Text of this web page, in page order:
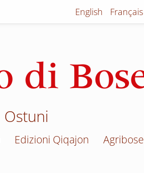
English Français
Ostuni
Edizioni Qiqajon Agribose